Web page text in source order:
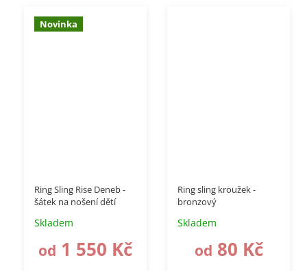
Novinka
Ring Sling Rise Deneb -
šátek na nošení dětí
Skladem
od 1 550 Kč
Ring sling kroužek -
bronzový
Skladem
od 80 Kč